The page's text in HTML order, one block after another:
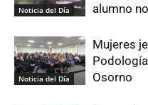
Noticia del Día
alumno
Noticia del Día
Mujeres
Osorno